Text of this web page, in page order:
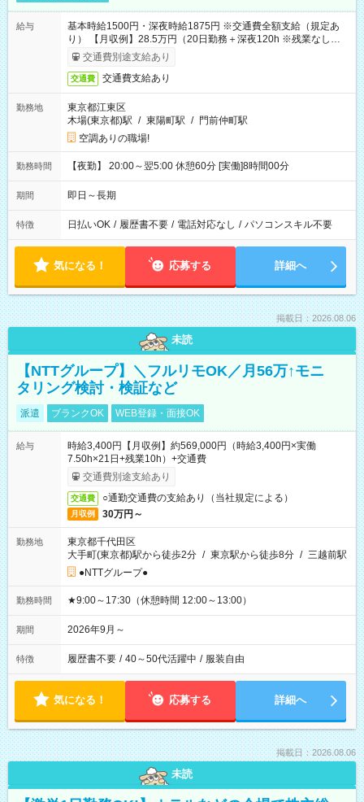
給与
基本時給1500円・深夜時給1875円 ※交通費全額支給（規定あ
り） 【月収例】28.5万円（20日勤務＋深夜120h ※残業なしの場
合）交通費別途支給あり
交通費 交通費支給あり
勤務地
東京都江東区
木場(東京都)駅 / 東陽町駅 / 門前仲町駅
空調ありの職場!
勤務時間 【夜勤】 20:00～翌5:00 休憩60分 [実働]8時間00分
期間 即日～長期
特徴 日払いOK / 履歴書不要 / 電話対応なし / パソコンスキル不要
気になる！ 応募する 詳細へ
掲載日：2026.08.06
未読
【NTTグループ】＼フルリモOK／月56万↑モニ
タリング検討・検証など
派遣 ブランクOK WEB登録・面接OK
給与
時給3,400円【月収例】約569,000円（時給3,400円×実働
7.50h×21日+残業10h）+交通費
交通費別途支給あり
交通費 ○通勤交通費の支給あり（当社規定による）
月収例 30万円～
勤務地
東京都千代田区
大手町(東京都)駅から徒歩2分 / 東京駅から徒歩8分 / 三越前駅
●NTTグループ●
勤務時間 ★9:00～17:30（休憩時間 12:00～13:00）
期間 2026年9月～
特徴 履歴書不要 / 40～50代活躍中 / 服装自由
気になる！ 応募する 詳細へ
掲載日：2026.08.06
未読